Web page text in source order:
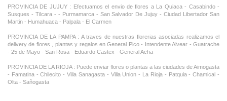
PROVINCIA DE JUJUY : Efectuamos el envio de flores a La Quiaca - Casabindo -
Susques - Tilcara - - Purmamarca - San Salvador De Jujuy - Ciudad Libertador San
Martin - Humahuaca - Palpala - El Carmen
PROVINCIA DE LA PAMPA : A traves de nuestras florerias asociadas realizamos el
delivery de flores , plantas y regalos en General Pico - Intendente Alvear - Guatrache
- 25 de Mayo - San Rosa - Eduardo Castex - General Acha
PROVINCIA DE LA RIOJA : Puede enviar flores o plantas a las ciudades de Aimogasta
- Famatina - Chilecito - Villa Sanagasta - Villa Union - La Rioja - Patquia - Chamical -
Olta - Sañogasta